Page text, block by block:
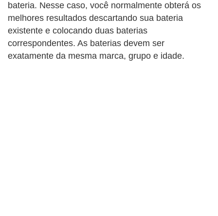
bateria. Nesse caso, você normalmente obterá os
melhores resultados descartando sua bateria
existente e colocando duas baterias
correspondentes. As baterias devem ser
exatamente da mesma marca, grupo e idade.
N
o
t
í